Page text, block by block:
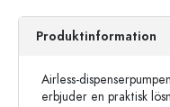
Produktinformation
Airless-
erbjuder en praktisk